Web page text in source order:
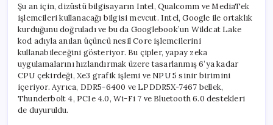
Şu an için, dizüstü bilgisayarın Intel, Qualcomm ve MediaTek
işlemcileri kullanacağı bilgisi mevcut. Intel, Google ile ortaklık
kurduğunu doğruladı ve bu da Googlebook’un Wildcat Lake
kod adıyla anılan üçüncü nesil Core işlemcilerini
kullanabileceğini gösteriyor. Bu çipler, yapay zeka
uygulamalarını hızlandırmak üzere tasarlanmış 6’ya kadar
CPU çekirdeği, Xe3 grafik işlemi ve NPU 5 sinir birimini
içeriyor. Ayrıca, DDR5-6400 ve LPDDR5X-7467 bellek,
Thunderbolt 4, PCIe 4.0, Wi-Fi 7 ve Bluetooth 6.0 destekleri
de duyuruldu.